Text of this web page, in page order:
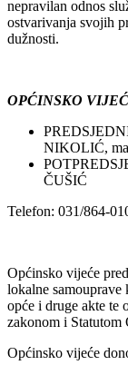
nepravilan odnos
ostvarivanja svojih
dužnosti.
OPĆINSKO
NIKOLIĆ,
ČUŠIĆ
Telefon: 031/864-
Općinsko vijeće
lokalne
opće i druge akte te
zakonom i Statutom
Općinsko vijeće